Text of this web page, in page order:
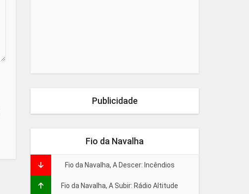
Publicidade
Fio da Navalha
Fio da Navalha, A Descer: Incêndios
Fio da Navalha, A Subir: Rádio Altitude